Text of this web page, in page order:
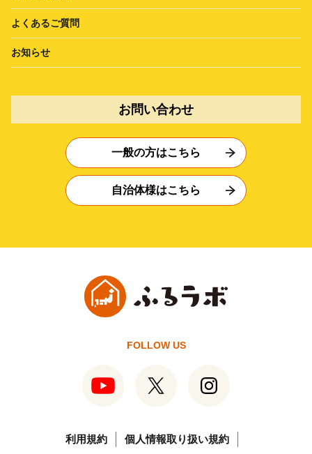
よくあるご質問
お知らせ
お問い合わせ
一般の方はこちら
自治体様はこちら
FOLLOW US
利用規約 個人情報取り扱い規約